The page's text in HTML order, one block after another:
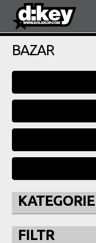
BAZAR
KATEGORIE
FILTR